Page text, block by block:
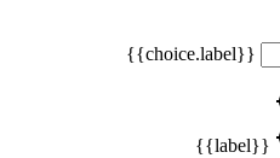
{{choice.label}}
{{label}}